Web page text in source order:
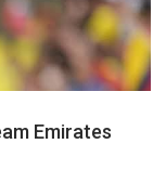
Emirates